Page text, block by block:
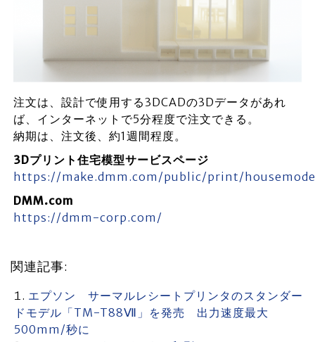
注文は、設計で使用する3DCADの3Dデータがあれ
ば、インターネットで5分程度で注文できる。
納期は、注文後、約1週間程度。
3Dプリント住宅模型サービスページ
https://make.dmm.com/public/print/
DMM.com
https://dmm-corp.com/
関連記事:
エプソン サーマルレシートプリンタのスタンダー
ドモデル「TM-T88Ⅶ」を発売 出力速度最大
500mm/秒に